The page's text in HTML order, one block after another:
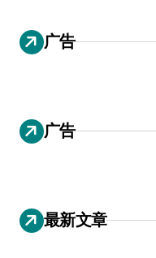
广告
广告
最新文章